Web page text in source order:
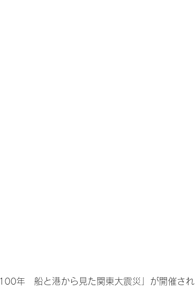
年　船と港から見た関東大震災」が開催され